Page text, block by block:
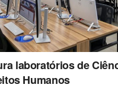
laboratórios de
Humanos